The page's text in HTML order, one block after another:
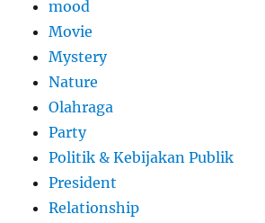
mood
Movie
Mystery
Nature
Olahraga
Party
Politik & Kebijakan Publik
President
Relationship